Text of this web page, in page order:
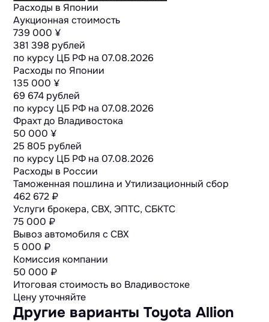
Расходы в Японии
Аукционная стоимость
739 000 ¥
381 398 рублей
по курсу ЦБ РФ на 07.08.2026
Расходы по Японии
135 000 ¥
69 674 рублей
по курсу ЦБ РФ на 07.08.2026
Фрахт до Владивостока
50 000 ¥
25 805 рублей
по курсу ЦБ РФ на 07.08.2026
Расходы в России
Таможенная пошлина и Утилизационный сбор
462 672 ₽
Услуги брокера, СВХ, ЭПТС, СБКТС
75 000 ₽
Вывоз автомобиля с СВХ
5 000 ₽
Комиссия компании
50 000 ₽
Итоговая стоимость во Владивостоке
Цену уточняйте
Другие варианты Toyota Allion